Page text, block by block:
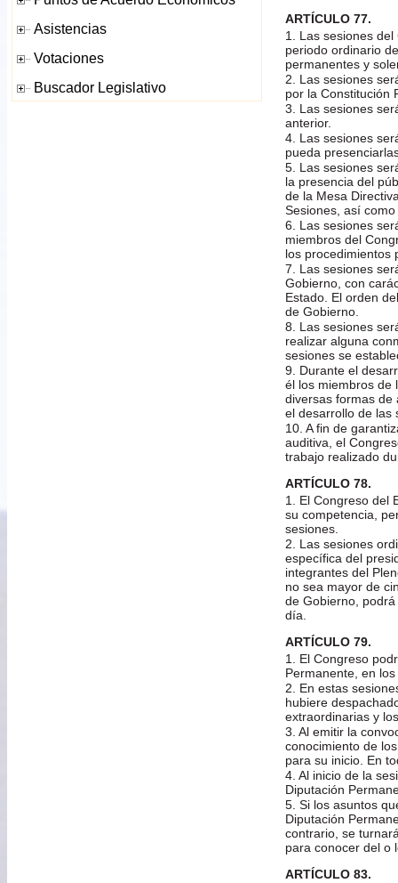
ARTÍCULO 77.
1. Las sesiones
periodo ordinario
permanentes y
2. Las sesiones
por la Constitución
3. Las sesiones
anterior.
4. Las sesiones
pueda
5. Las sesiones
la presencia del
de la Mesa
Sesiones, así
6. Las sesiones
miembros del
los procedimientos
7. Las sesiones
Gobierno, con
Estado. El orden
de Gobierno.
8. Las sesiones
realizar alguna
sesiones se
9. Durante el
él los miembros de
diversas formas de
el desarrollo de las
10. A fin de
auditiva, el
trabajo realizado
ARTÍCULO 78.
1. El Congreso del
su competencia,
sesiones.
2. Las sesiones
específica del
integrantes del
no sea mayor de
de Gobierno,
día.
ARTÍCULO 79.
1. El Congreso
Permanente, en
2. En estas
hubiere
extraordinarias y
3. Al emitir la
conocimiento de
para su inicio. En
4. Al inicio de la
Diputación
5. Si los asuntos
Diputación
contrario, se
para conocer del o
ARTÍCULO 83.